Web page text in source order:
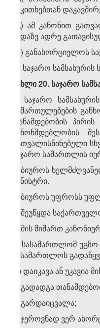
საკითხებთან
გ) ამ კანონით
ვადაზე ადრე
დ) განახორციელოს
6. საჯარო
მუხლი 20. საჯარო
1. საჯარო
მიმართულებების
თანამდებობის
კანონმდებლობის
გათვალისწინებული
საჯარო სამართლის
2. ბიუროს
მინისტრი.
3. ბიუროს უფროსს
ა) შეუწყდა
ბ) მის მიმართ
გ) სასამართლომ
სასამართლოს
დ) დაიკავა ან
ე) გადადგა
ვ) გარდაიცვალა;
ზ) ჯეროვნად ვერ